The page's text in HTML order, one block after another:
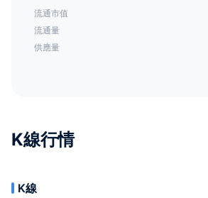
流通市值
流通量
供應量
K線行情
K線